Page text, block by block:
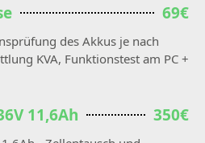
69€
des Akkus je nach
KVA, Funktionstest am PC +
11,6Ah 350€